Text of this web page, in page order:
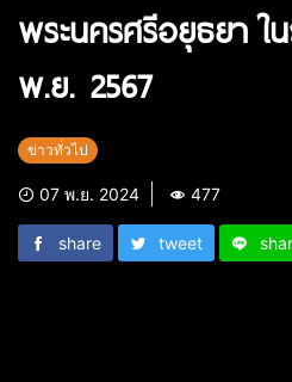
พระนครศรีอยุธยา ใ
พ.ย. 2567
ข่าวทั่วไป
07 พ.ย. 2024 477
share tweet